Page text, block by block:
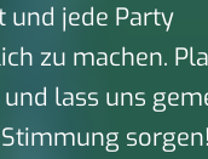
und jede Party
zu machen.
lass uns
sorgen!